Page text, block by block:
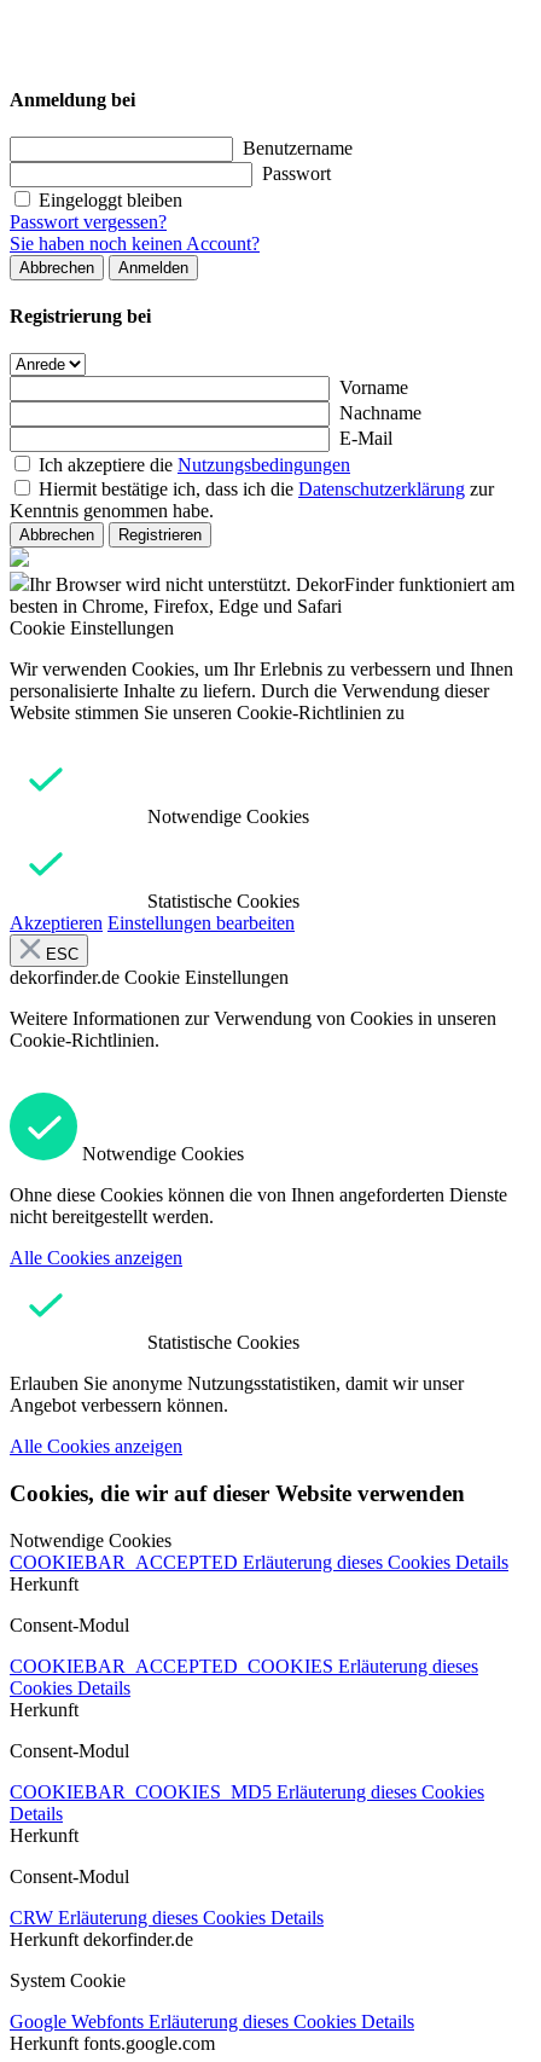
Anmeldung bei
Benutzername
Passwort
Eingeloggt bleiben
Passwort vergessen?
Sie haben noch keinen Account?
Abbrechen Anmelden
Registrierung bei
Vorname
Nachname
E-Mail
Ich akzeptiere die Nutzungsbedingungen
Hiermit bestätige ich, dass ich die Datenschutzerklärung zur
Kenntnis genommen habe.
Abbrechen Registrieren
Ihr Browser wird nicht unterstützt. DekorFinder funktioniert am
besten in Chrome, Firefox, Edge und Safari
Cookie Einstellungen
Wir verwenden Cookies, um Ihr Erlebnis zu verbessern und Ihnen
personalisierte Inhalte zu liefern. Durch die Verwendung dieser
Website stimmen Sie unseren Cookie-Richtlinien zu
Notwendige Cookies
Statistische Cookies
Akzeptieren Einstellungen bearbeiten
ESC
dekorfinder.de Cookie Einstellungen
Weitere Informationen zur Verwendung von Cookies in unseren
Cookie-Richtlinien.
Notwendige Cookies
Ohne diese Cookies können die von Ihnen angeforderten Dienste
nicht bereitgestellt werden.
Alle Cookies anzeigen
Statistische Cookies
Erlauben Sie anonyme Nutzungsstatistiken, damit wir unser
Angebot verbessern können.
Alle Cookies anzeigen
Cookies, die wir auf dieser Website verwenden
Notwendige Cookies
COOKIEBAR_ACCEPTED Erläuterung dieses Cookies Details
Herkunft
Consent-Modul
COOKIEBAR_ACCEPTED_COOKIES Erläuterung dieses
Cookies Details
Herkunft
Consent-Modul
COOKIEBAR_COOKIES_MD5 Erläuterung dieses Cookies
Details
Herkunft
Consent-Modul
CRW Erläuterung dieses Cookies Details
Herkunft dekorfinder.de
System Cookie
Google Webfonts Erläuterung dieses Cookies Details
Herkunft fonts.google.com